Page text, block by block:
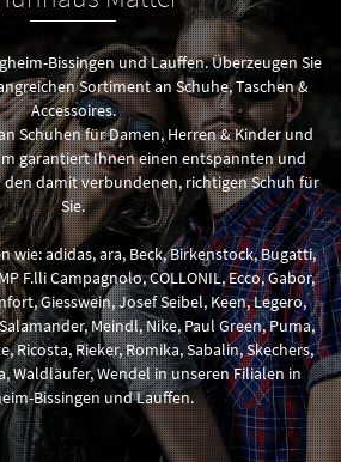
Bissingen und Lauffen. Überzeugen Sie
Sortiment an Schuhe, Taschen &
Accessoires.
Schuhen für Damen, Herren & Kinder und
garantiert Ihnen einen entspannten und
damit verbundenen, richtigen Schuh für
Sie.
wie: adidas, ara, Beck, Birkenstock, Bugatti,
F.lli Campagnolo, COLLONIL, Ecco, Gabor,
Giesswein, Josef Seibel, Keen, Legero,
Meindl, Nike, Paul Green, Puma,
Ricosta, Rieker, Romika, Sabalin, Skechers,
Waldläufer, Wendel in unseren Filialen in
Bissingen und Lauffen.